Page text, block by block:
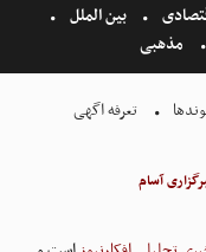
بین الملل
مذهبی
تعرفه اگهی
آسام